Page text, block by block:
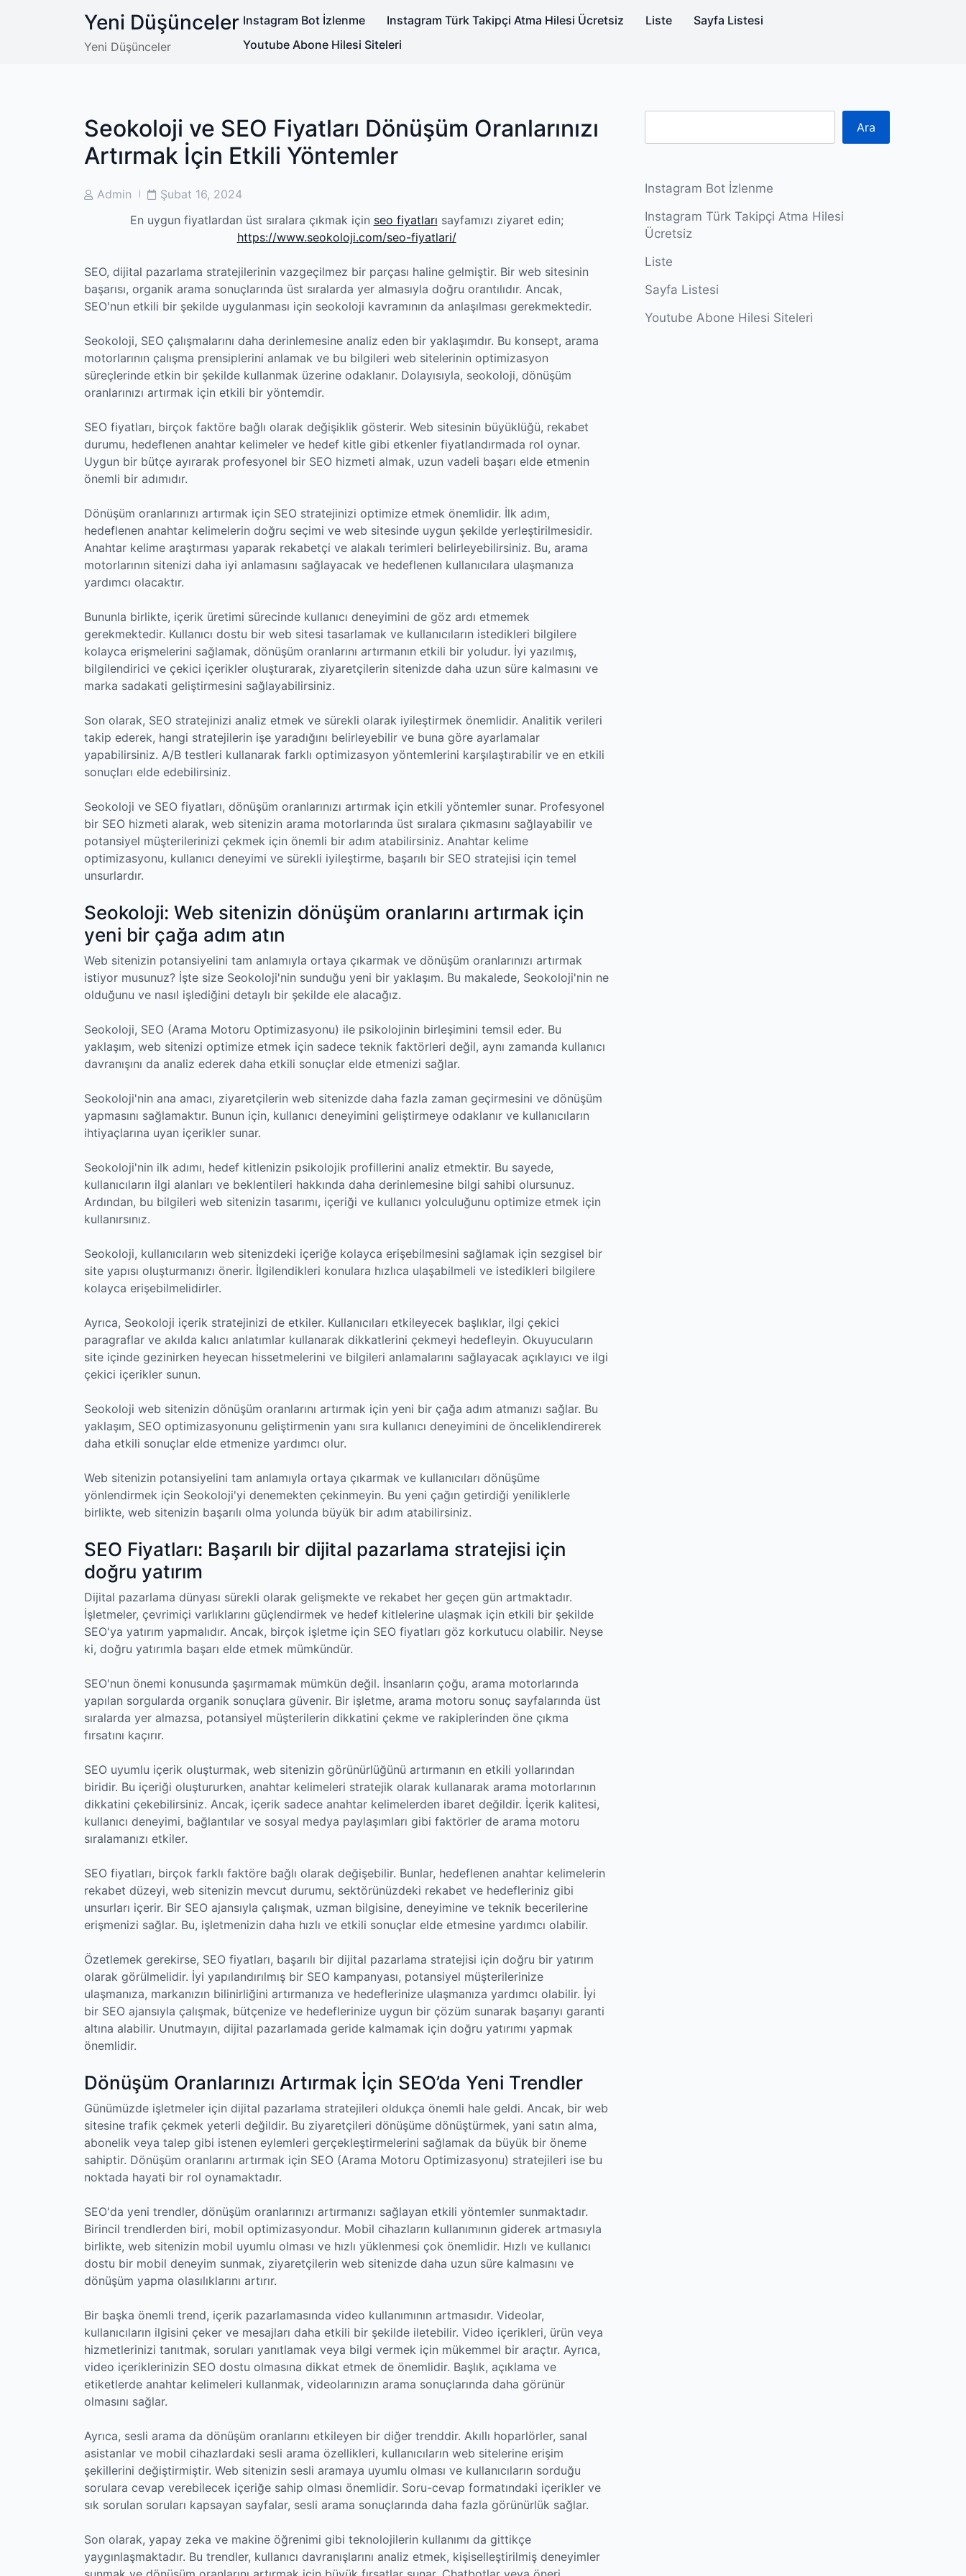
Yeni Düşünceler
Yeni Düşünceler
Instagram Bot İzlenme Instagram Türk Takipçi Atma Hilesi Ücretsiz Liste
Sayfa Listesi
Youtube Abone Hilesi Siteleri
Seokoloji ve SEO Fiyatları Dönüşüm Oranlarınızı
Artırmak İçin Etkili Yöntemler
PostAdmin
PostŞubat 16, 2024
En uygun fiyatlardan üst sıralara çıkmak için seo fiyatları sayfamızı ziyaret edin;
https://www.seokoloji.com/seo-fiyatlari/
SEO, dijital pazarlama stratejilerinin vazgeçilmez bir parçası haline gelmiştir. Bir web sitesinin
başarısı, organik arama sonuçlarında üst sıralarda yer almasıyla doğru orantılıdır. Ancak,
SEO'nun etkili bir şekilde uygulanması için seokoloji kavramının da anlaşılması gerekmektedir.
Seokoloji, SEO çalışmalarını daha derinlemesine analiz eden bir yaklaşımdır. Bu konsept, arama
motorlarının çalışma prensiplerini anlamak ve bu bilgileri web sitelerinin optimizasyon
süreçlerinde etkin bir şekilde kullanmak üzerine odaklanır. Dolayısıyla, seokoloji, dönüşüm
oranlarınızı artırmak için etkili bir yöntemdir.
SEO fiyatları, birçok faktöre bağlı olarak değişiklik gösterir. Web sitesinin büyüklüğü, rekabet
durumu, hedeflenen anahtar kelimeler ve hedef kitle gibi etkenler fiyatlandırmada rol oynar.
Uygun bir bütçe ayırarak profesyonel bir SEO hizmeti almak, uzun vadeli başarı elde etmenin
önemli bir adımıdır.
Dönüşüm oranlarınızı artırmak için SEO stratejinizi optimize etmek önemlidir. İlk adım,
hedeflenen anahtar kelimelerin doğru seçimi ve web sitesinde uygun şekilde yerleştirilmesidir.
Anahtar kelime araştırması yaparak rekabetçi ve alakalı terimleri belirleyebilirsiniz. Bu, arama
motorlarının sitenizi daha iyi anlamasını sağlayacak ve hedeflenen kullanıcılara ulaşmanıza
yardımcı olacaktır.
Bununla birlikte, içerik üretimi sürecinde kullanıcı deneyimini de göz ardı etmemek
gerekmektedir. Kullanıcı dostu bir web sitesi tasarlamak ve kullanıcıların istedikleri bilgilere
kolayca erişmelerini sağlamak, dönüşüm oranlarını artırmanın etkili bir yoludur. İyi yazılmış,
bilgilendirici ve çekici içerikler oluşturarak, ziyaretçilerin sitenizde daha uzun süre kalmasını ve
marka sadakati geliştirmesini sağlayabilirsiniz.
Son olarak, SEO stratejinizi analiz etmek ve sürekli olarak iyileştirmek önemlidir. Analitik verileri
takip ederek, hangi stratejilerin işe yaradığını belirleyebilir ve buna göre ayarlamalar
yapabilirsiniz. A/B testleri kullanarak farklı optimizasyon yöntemlerini karşılaştırabilir ve en etkili
sonuçları elde edebilirsiniz.
Seokoloji ve SEO fiyatları, dönüşüm oranlarınızı artırmak için etkili yöntemler sunar. Profesyonel
bir SEO hizmeti alarak, web sitenizin arama motorlarında üst sıralara çıkmasını sağlayabilir ve
potansiyel müşterilerinizi çekmek için önemli bir adım atabilirsiniz. Anahtar kelime
optimizasyonu, kullanıcı deneyimi ve sürekli iyileştirme, başarılı bir SEO stratejisi için temel
unsurlardır.
Seokoloji: Web sitenizin dönüşüm oranlarını artırmak için
yeni bir çağa adım atın
Web sitenizin potansiyelini tam anlamıyla ortaya çıkarmak ve dönüşüm oranlarınızı artırmak
istiyor musunuz? İşte size Seokoloji'nin sunduğu yeni bir yaklaşım. Bu makalede, Seokoloji'nin ne
olduğunu ve nasıl işlediğini detaylı bir şekilde ele alacağız.
Seokoloji, SEO (Arama Motoru Optimizasyonu) ile psikolojinin birleşimini temsil eder. Bu
yaklaşım, web sitenizi optimize etmek için sadece teknik faktörleri değil, aynı zamanda kullanıcı
davranışını da analiz ederek daha etkili sonuçlar elde etmenizi sağlar.
Seokoloji'nin ana amacı, ziyaretçilerin web sitenizde daha fazla zaman geçirmesini ve dönüşüm
yapmasını sağlamaktır. Bunun için, kullanıcı deneyimini geliştirmeye odaklanır ve kullanıcıların
ihtiyaçlarına uyan içerikler sunar.
Seokoloji'nin ilk adımı, hedef kitlenizin psikolojik profillerini analiz etmektir. Bu sayede,
kullanıcıların ilgi alanları ve beklentileri hakkında daha derinlemesine bilgi sahibi olursunuz.
Ardından, bu bilgileri web sitenizin tasarımı, içeriği ve kullanıcı yolculuğunu optimize etmek için
kullanırsınız.
Seokoloji, kullanıcıların web sitenizdeki içeriğe kolayca erişebilmesini sağlamak için sezgisel bir
site yapısı oluşturmanızı önerir. İlgilendikleri konulara hızlıca ulaşabilmeli ve istedikleri bilgilere
kolayca erişebilmelidirler.
Ayrıca, Seokoloji içerik stratejinizi de etkiler. Kullanıcıları etkileyecek başlıklar, ilgi çekici
paragraflar ve akılda kalıcı anlatımlar kullanarak dikkatlerini çekmeyi hedefleyin. Okuyucuların
site içinde gezinirken heyecan hissetmelerini ve bilgileri anlamalarını sağlayacak açıklayıcı ve ilgi
çekici içerikler sunun.
Seokoloji web sitenizin dönüşüm oranlarını artırmak için yeni bir çağa adım atmanızı sağlar. Bu
yaklaşım, SEO optimizasyonunu geliştirmenin yanı sıra kullanıcı deneyimini de önceliklendirerek
daha etkili sonuçlar elde etmenize yardımcı olur.
Web sitenizin potansiyelini tam anlamıyla ortaya çıkarmak ve kullanıcıları dönüşüme
yönlendirmek için Seokoloji'yi denemekten çekinmeyin. Bu yeni çağın getirdiği yeniliklerle
birlikte, web sitenizin başarılı olma yolunda büyük bir adım atabilirsiniz.
SEO Fiyatları: Başarılı bir dijital pazarlama stratejisi için
doğru yatırım
Dijital pazarlama dünyası sürekli olarak gelişmekte ve rekabet her geçen gün artmaktadır.
İşletmeler, çevrimiçi varlıklarını güçlendirmek ve hedef kitlelerine ulaşmak için etkili bir şekilde
SEO'ya yatırım yapmalıdır. Ancak, birçok işletme için SEO fiyatları göz korkutucu olabilir. Neyse
ki, doğru yatırımla başarı elde etmek mümkündür.
SEO'nun önemi konusunda şaşırmamak mümkün değil. İnsanların çoğu, arama motorlarında
yapılan sorgularda organik sonuçlara güvenir. Bir işletme, arama motoru sonuç sayfalarında üst
sıralarda yer almazsa, potansiyel müşterilerin dikkatini çekme ve rakiplerinden öne çıkma
fırsatını kaçırır.
SEO uyumlu içerik oluşturmak, web sitenizin görünürlüğünü artırmanın en etkili yollarından
biridir. Bu içeriği oluştururken, anahtar kelimeleri stratejik olarak kullanarak arama motorlarının
dikkatini çekebilirsiniz. Ancak, içerik sadece anahtar kelimelerden ibaret değildir. İçerik kalitesi,
kullanıcı deneyimi, bağlantılar ve sosyal medya paylaşımları gibi faktörler de arama motoru
sıralamanızı etkiler.
SEO fiyatları, birçok farklı faktöre bağlı olarak değişebilir. Bunlar, hedeflenen anahtar kelimelerin
rekabet düzeyi, web sitenizin mevcut durumu, sektörünüzdeki rekabet ve hedefleriniz gibi
unsurları içerir. Bir SEO ajansıyla çalışmak, uzman bilgisine, deneyimine ve teknik becerilerine
erişmenizi sağlar. Bu, işletmenizin daha hızlı ve etkili sonuçlar elde etmesine yardımcı olabilir.
Özetlemek gerekirse, SEO fiyatları, başarılı bir dijital pazarlama stratejisi için doğru bir yatırım
olarak görülmelidir. İyi yapılandırılmış bir SEO kampanyası, potansiyel müşterilerinize
ulaşmanıza, markanızın bilinirliğini artırmanıza ve hedeflerinize ulaşmanıza yardımcı olabilir. İyi
bir SEO ajansıyla çalışmak, bütçenize ve hedeflerinize uygun bir çözüm sunarak başarıyı garanti
altına alabilir. Unutmayın, dijital pazarlamada geride kalmamak için doğru yatırımı yapmak
önemlidir.
Dönüşüm Oranlarınızı Artırmak İçin SEO’da Yeni Trendler
Günümüzde işletmeler için dijital pazarlama stratejileri oldukça önemli hale geldi. Ancak, bir web
sitesine trafik çekmek yeterli değildir. Bu ziyaretçileri dönüşüme dönüştürmek, yani satın alma,
abonelik veya talep gibi istenen eylemleri gerçekleştirmelerini sağlamak da büyük bir öneme
sahiptir. Dönüşüm oranlarını artırmak için SEO (Arama Motoru Optimizasyonu) stratejileri ise bu
noktada hayati bir rol oynamaktadır.
SEO'da yeni trendler, dönüşüm oranlarınızı artırmanızı sağlayan etkili yöntemler sunmaktadır.
Birincil trendlerden biri, mobil optimizasyondur. Mobil cihazların kullanımının giderek artmasıyla
birlikte, web sitenizin mobil uyumlu olması ve hızlı yüklenmesi çok önemlidir. Hızlı ve kullanıcı
dostu bir mobil deneyim sunmak, ziyaretçilerin web sitenizde daha uzun süre kalmasını ve
dönüşüm yapma olasılıklarını artırır.
Bir başka önemli trend, içerik pazarlamasında video kullanımının artmasıdır. Videolar,
kullanıcıların ilgisini çeker ve mesajları daha etkili bir şekilde iletebilir. Video içerikleri, ürün veya
hizmetlerinizi tanıtmak, soruları yanıtlamak veya bilgi vermek için mükemmel bir araçtır. Ayrıca,
video içeriklerinizin SEO dostu olmasına dikkat etmek de önemlidir. Başlık, açıklama ve
etiketlerde anahtar kelimeleri kullanmak, videolarınızın arama sonuçlarında daha görünür
olmasını sağlar.
Ayrıca, sesli arama da dönüşüm oranlarını etkileyen bir diğer trenddir. Akıllı hoparlörler, sanal
asistanlar ve mobil cihazlardaki sesli arama özellikleri, kullanıcıların web sitelerine erişim
şekillerini değiştirmiştir. Web sitenizin sesli aramaya uyumlu olması ve kullanıcıların sorduğu
sorulara cevap verebilecek içeriğe sahip olması önemlidir. Soru-cevap formatındaki içerikler ve
sık sorulan soruları kapsayan sayfalar, sesli arama sonuçlarında daha fazla görünürlük sağlar.
Son olarak, yapay zeka ve makine öğrenimi gibi teknolojilerin kullanımı da gittikçe
yaygınlaşmaktadır. Bu trendler, kullanıcı davranışlarını analiz etmek, kişiselleştirilmiş deneyimler
Ara
Instagram Bot İzlenme
Instagram Türk Takipçi Atma Hilesi
Ücretsiz
Liste
Sayfa Listesi
Youtube Abone Hilesi Siteleri